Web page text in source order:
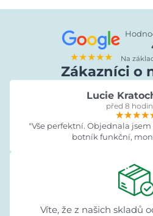
★★★★★ Na
Zákazníci o
Lucie
před 8
"Vše perfektní. Objednala
botník funkční,
Víte, že z našich skladů